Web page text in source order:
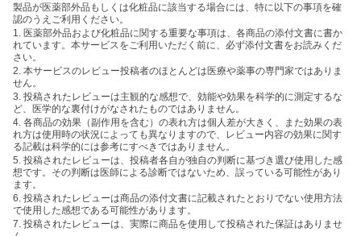
製品が医薬部外品もしくは化粧品に該当する場合には、特に以下の事項を確
認のうえご利用ください。
1. 医薬部外品および化粧品に関する重要な事項は、各商品の添付文書に書か
れています。本サービスをご利用いただく前に、必ず添付文書をお読みくだ
さい。
2. 本サービスのレビュー投稿者のほとんどは医療や薬事の専門家ではありま
せん。
3. 投稿されたレビューは主観的な感想で、効能や効果を科学的に測定するな
ど、医学的な裏付けがなされたものではありません。
4. 各商品の効果（副作用を含む）の表れ方は個人差が大きく、また効果の表
れ方は使用時の状況によっても異なりますので、レビュー内容の効果に関す
る記載は科学的には参考にすべきではありません。
5. 投稿されたレビューは、投稿者各自が独自の判断に基づき選び使用した感
想です。その判断は医師による診断ではないため、誤っている可能性があり
ます。
6. 投稿されたレビューは商品の添付文書に記載されたとおりでない使用方法
で使用した感想である可能性があります。
7. 投稿されたレビューは、実際に商品を使用して投稿された保証はありませ